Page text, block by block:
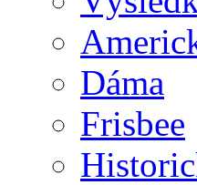
Dáma
Frisbee